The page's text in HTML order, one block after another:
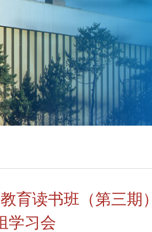
育读书班（第三期
学习会